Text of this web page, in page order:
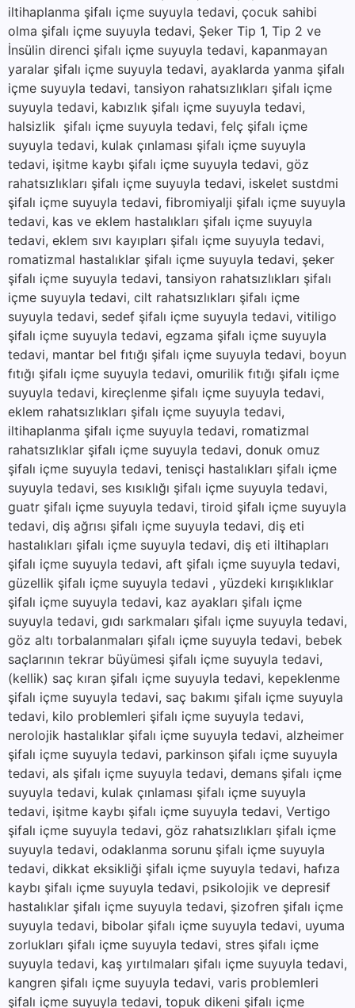
iltihaplanma şifalı içme suyuyla tedavi, çocuk sahibi
olma şifalı içme suyuyla tedavi, Şeker Tip 1, Tip 2 ve
İnsülin direnci şifalı içme suyuyla tedavi, kapanmayan
yaralar şifalı içme suyuyla tedavi, ayaklarda yanma şifalı
içme suyuyla tedavi, tansiyon rahatsızlıkları şifalı içme
suyuyla tedavi, kabızlık şifalı içme suyuyla tedavi,
halsizlik şifalı içme suyuyla tedavi, felç şifalı içme
suyuyla tedavi, kulak çınlaması şifalı içme suyuyla
tedavi, işitme kaybı şifalı içme suyuyla tedavi, göz
rahatsızlıkları şifalı içme suyuyla tedavi, iskelet sustdmi
şifalı içme suyuyla tedavi, fibromiyalji şifalı içme suyuyla
tedavi, kas ve eklem hastalıkları şifalı içme suyuyla
tedavi, eklem sıvı kayıpları şifalı içme suyuyla tedavi,
romatizmal hastalıklar şifalı içme suyuyla tedavi, şeker
şifalı içme suyuyla tedavi, tansiyon rahatsızlıkları şifalı
içme suyuyla tedavi, cilt rahatsızlıkları şifalı içme
suyuyla tedavi, sedef şifalı içme suyuyla tedavi, vitiligo
şifalı içme suyuyla tedavi, egzama şifalı içme suyuyla
tedavi, mantar bel fıtığı şifalı içme suyuyla tedavi, boyun
fıtığı şifalı içme suyuyla tedavi, omurilik fıtığı şifalı içme
suyuyla tedavi, kireçlenme şifalı içme suyuyla tedavi,
eklem rahatsızlıkları şifalı içme suyuyla tedavi,
iltihaplanma şifalı içme suyuyla tedavi, romatizmal
rahatsızlıklar şifalı içme suyuyla tedavi, donuk omuz
şifalı içme suyuyla tedavi, tenisçi hastalıkları şifalı içme
suyuyla tedavi, ses kısıklığı şifalı içme suyuyla tedavi,
guatr şifalı içme suyuyla tedavi, tiroid şifalı içme suyuyla
tedavi, diş ağrısı şifalı içme suyuyla tedavi, diş eti
hastalıkları şifalı içme suyuyla tedavi, diş eti iltihapları
şifalı içme suyuyla tedavi, aft şifalı içme suyuyla tedavi,
güzellik şifalı içme suyuyla tedavi , yüzdeki kırışıklıklar
şifalı içme suyuyla tedavi, kaz ayakları şifalı içme
suyuyla tedavi, gıdı sarkmaları şifalı içme suyuyla tedavi,
göz altı torbalanmaları şifalı içme suyuyla tedavi, bebek
saçlarının tekrar büyümesi şifalı içme suyuyla tedavi,
(kellik) saç kıran şifalı içme suyuyla tedavi, kepeklenme
şifalı içme suyuyla tedavi, saç bakımı şifalı içme suyuyla
tedavi, kilo problemleri şifalı içme suyuyla tedavi,
nerolojik hastalıklar şifalı içme suyuyla tedavi, alzheimer
şifalı içme suyuyla tedavi, parkinson şifalı içme suyuyla
tedavi, als şifalı içme suyuyla tedavi, demans şifalı içme
suyuyla tedavi, kulak çınlaması şifalı içme suyuyla
tedavi, işitme kaybı şifalı içme suyuyla tedavi, Vertigo
şifalı içme suyuyla tedavi, göz rahatsızlıkları şifalı içme
suyuyla tedavi, odaklanma sorunu şifalı içme suyuyla
tedavi, dikkat eksikliği şifalı içme suyuyla tedavi, hafıza
kaybı şifalı içme suyuyla tedavi, psikolojik ve depresif
hastalıklar şifalı içme suyuyla tedavi, şizofren şifalı içme
suyuyla tedavi, bibolar şifalı içme suyuyla tedavi, uyuma
zorlukları şifalı içme suyuyla tedavi, stres şifalı içme
suyuyla tedavi, kaş yırtılmaları şifalı içme suyuyla tedavi,
kangren şifalı içme suyuyla tedavi, varis problemleri
şifalı içme suyuyla tedavi, topuk dikeni şifalı içme